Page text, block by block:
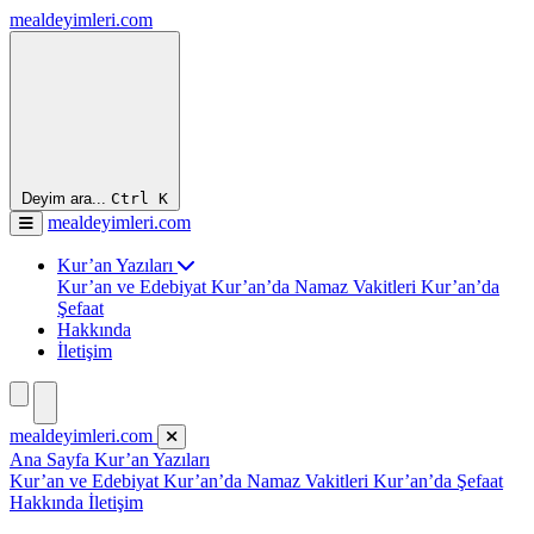
mealdeyimleri.com
Deyim ara... Ctrl K
mealdeyimleri.com
Kur’an Yazıları
Kur’an ve Edebiyat Kur’an’da Namaz Vakitleri Kur’an’da
Şefaat
Hakkında
İletişim
mealdeyimleri.com
Ana Sayfa Kur’an Yazıları
Kur’an ve Edebiyat Kur’an’da Namaz Vakitleri Kur’an’da Şefaat
Hakkında İletişim